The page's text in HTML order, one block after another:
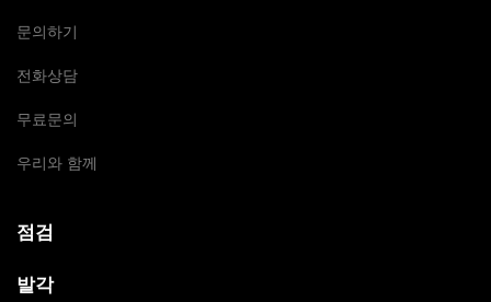
문의하기
전화상담
무료문의
우리와 함께
점검
발각